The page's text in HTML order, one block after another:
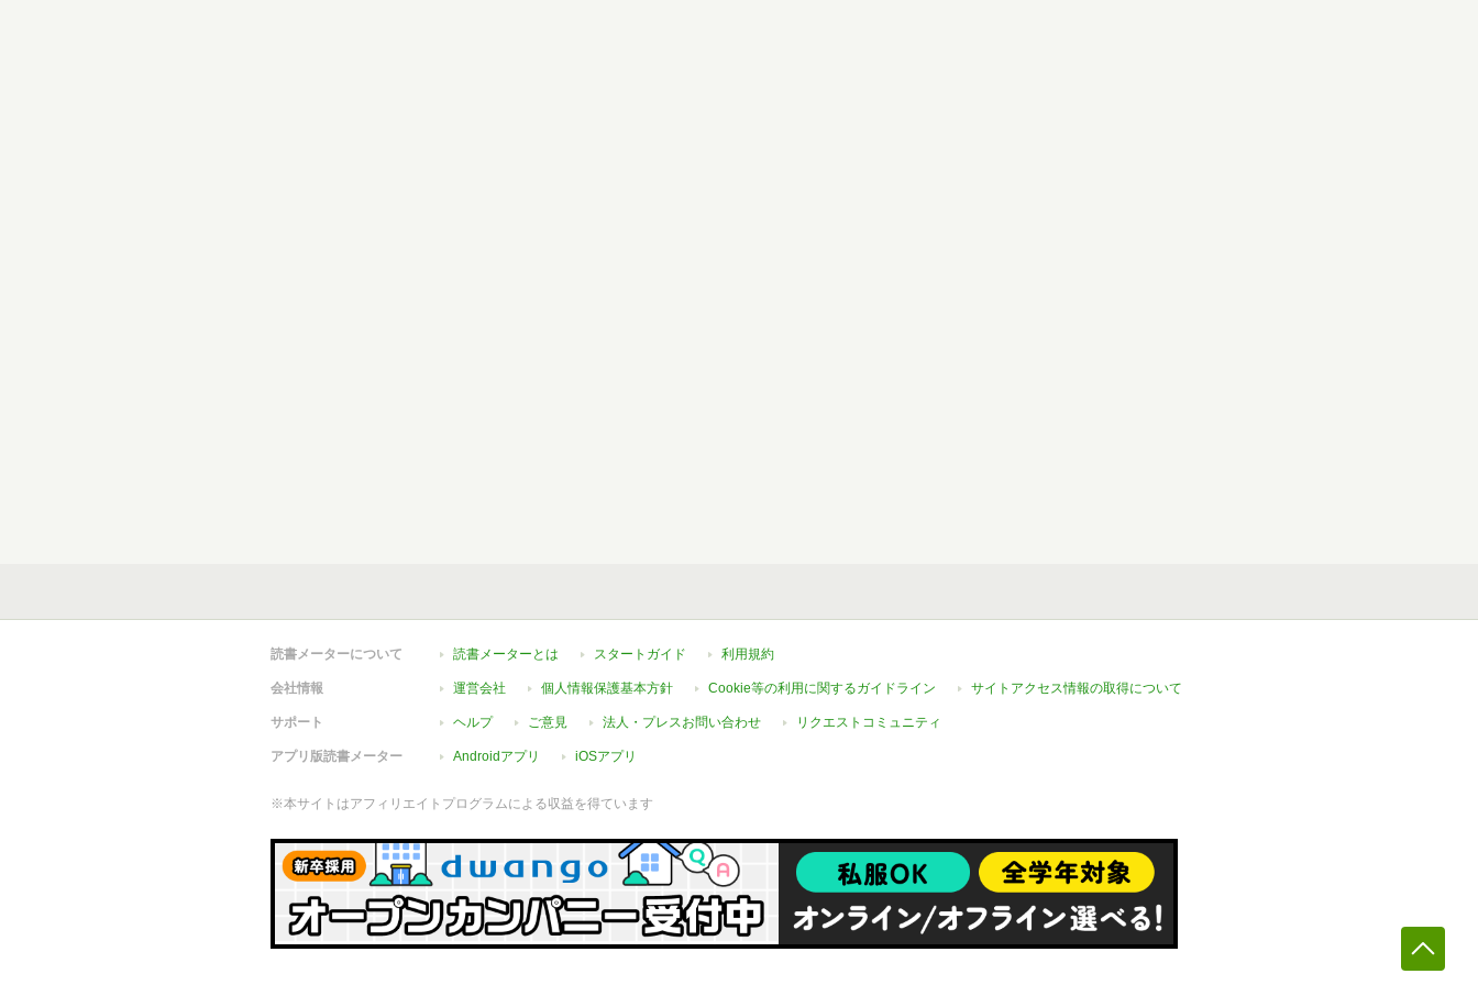
読書メーターについて 読書メーターとは スタートガイド 利用規約
会社情報 運営会社 個人情報保護基本方針 Cookie等の利用に関するガイドライン サイトアクセス情報の取得について
サポート ヘルプ ご意見 法人・プレスお問い合わせ リクエストコミュニティ
アプリ版読書メーター Androidアプリ iOSアプリ
※本サイトはアフィリエイトプログラムによる収益を得ています